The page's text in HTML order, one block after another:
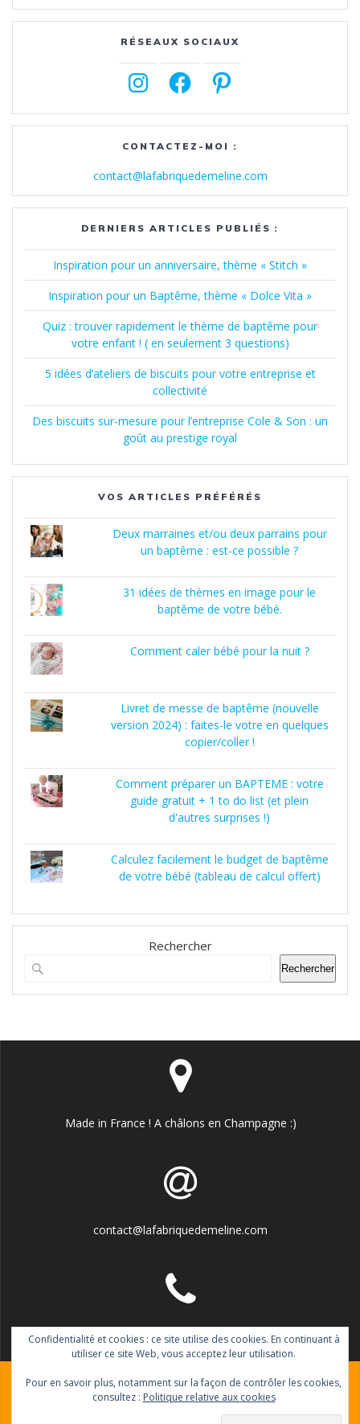
RÉSEAUX SOCIAUX
InstagramFacebookPinterest
CONTACTEZ-MOI :
contact@lafabriquedemeline.com
DERNIERS ARTICLES PUBLIÉS :
Inspiration pour un anniversaire, thème « Stitch »
Inspiration pour un Baptême, thème « Dolce Vita »
Quiz : trouver rapidement le thème de baptême pour
votre enfant ! ( en seulement 3 questions)
5 idées d’ateliers de biscuits pour votre entreprise et
collectivité
Des biscuits sur-mesure pour l’entreprise Cole & Son : un
goût au prestige royal
VOS ARTICLES PRÉFÉRÉS
Deux marraines et/ou deux parrains pour
un baptême : est-ce possible ?
31 idées de thèmes en image pour le
baptême de votre bébé.
Comment caler bébé pour la nuit ?
Livret de messe de baptême (nouvelle
version 2024) : faites-le votre en quelques
copier/coller !
Comment préparer un BAPTEME : votre
guide gratuit + 1 to do list (et plein
d'autres surprises !)
Calculez facilement le budget de baptême
de votre bébé (tableau de calcul offert)
Rechercher
Rechercher
Made in France ! A châlons en Champagne :)
contact@lafabriquedemeline.com
06.77.11.99.92
© 2026 La fabrique de Méline. Construit avec WordPress et le
Confidentialité et cookies : ce site utilise des cookies. En continuant à
utiliser ce site Web, vous acceptez leur utilisation.
Pour en savoir plus, notamment sur la façon de contrôler les cookies,
consultez : Politique relative aux cookies